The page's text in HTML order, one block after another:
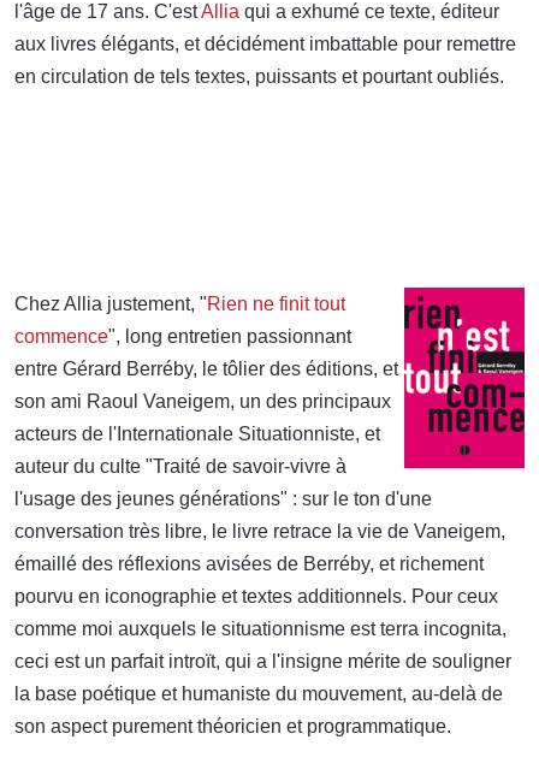
l'âge de 17 ans. C'estAllia qui a exhumé ce texte, éditeur
aux livres élégants, et décidément imbattable pour remettre
en circulation de tels textes, puissants et pourtant oubliés.
Chez Allia justement, "Rien ne finit tout
commence", long entretien passionnant
entre Gérard Berréby, le tôlier des éditions, et
son ami Raoul Vaneigem, un des principaux
acteurs de l'Internationale Situationniste, et
auteur du culte "Traité de savoir-vivre à
l'usage des jeunes générations" : sur le ton d'une
conversation très libre, le livre retrace la vie de Vaneigem,
émaillé des réflexions avisées de Berréby, et richement
pourvu en iconographie et textes additionnels. Pour ceux
comme moi auxquels le situationnisme est terra incognita,
ceci est un parfait introït, qui a l'insigne mérite de souligner
la base poétique et humaniste du mouvement, au-delà de
son aspect purement théoricien et programmatique.